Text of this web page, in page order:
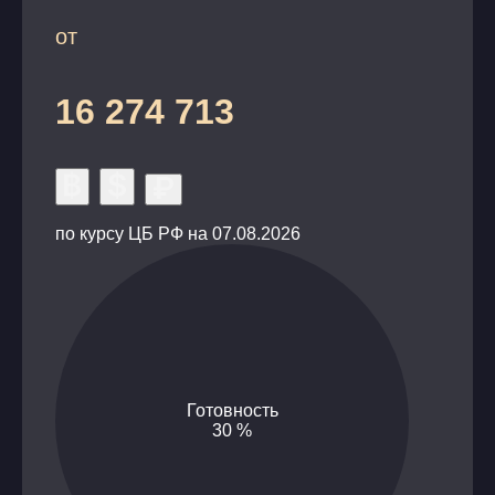
количество апартаментов 314
инфинити бассейн с видом на море и город
тренажерный зал
с двумя спальнями от 64 кв.м
виллы с собственным бассейном от 50 кв.м.
от
16 274 713
по курсу ЦБ РФ на 07.08.2026
Готовность
30 %